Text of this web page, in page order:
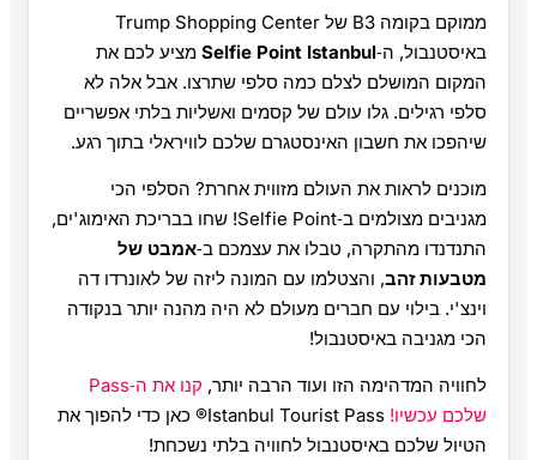
ממוקם בקומה B3 של Trump Shopping Center
באיסטנבול, ה‑Selfie Point Istanbul מציע לכם את
המקום המושלם לצלם כמה סלפי שתרצו. אבל אלה לא
סלפי רגילים. גלו עולם של קסמים ואשליות בלתי אפשריים
שיהפכו את חשבון האינסטגרם שלכם לוויראלי בתוך רגע.
מוכנים לראות את העולם מזווית אחרת? הסלפי הכי
מגניבים מצולמים ב‑Selfie Point! שחו בבריכת האימוג'ים,
התנדנדו מהתקרה, טבלו את עצמכם ב‑אמבט של
מטבעות זהב, והצטלמו עם המונה ליזה של לאונרדו דה
וינצ'י. בילוי עם חברים מעולם לא היה מהנה יותר בנקודה
הכי מגניבה באיסטנבול!
לחוויה המדהימה הזו ועוד הרבה יותר,
קנו את ה‑Pass
שלכם עכשיו!
Istanbul Tourist Pass® כאן כדי להפוך את
הטיול שלכם באיסטנבול לחוויה בלתי נשכחת!